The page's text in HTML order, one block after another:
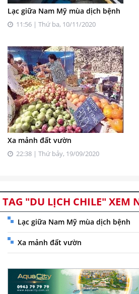
Lạc giữa Nam Mỹ mùa dịch bệnh
11:56 | Thứ ba, 10/11/2020
Xa mảnh đất vườn
22:38 | Thứ bảy, 19/09/2020
TAG "DU LỊCH CHILE" XEM
Lạc giữa Nam Mỹ mùa dịch bệnh
Xa mảnh đất vườn